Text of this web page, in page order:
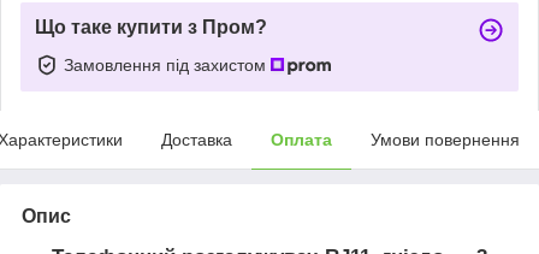
Що таке купити з Пром?
Замовлення під захистом
Доставка Оплата Умови повернення
Опис